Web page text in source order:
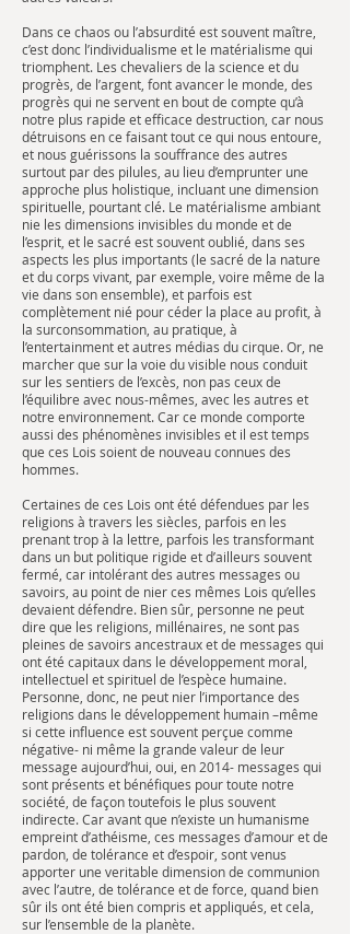
Dans ce chaos ou l’absurdité est souvent maître,
c’est donc l’individualisme et le matérialisme qui
triomphent. Les chevaliers de la science et du
progrès, de l’argent, font avancer le monde, des
progrès qui ne servent en bout de compte qu’à
notre plus rapide et efficace destruction, car nous
détruisons en ce faisant tout ce qui nous entoure,
et nous guérissons la souffrance des autres
surtout par des pilules, au lieu d’emprunter une
approche plus holistique, incluant une dimension
spirituelle, pourtant clé. Le matérialisme ambiant
nie les dimensions invisibles du monde et de
l’esprit, et le sacré est souvent oublié, dans ses
aspects les plus importants (le sacré de la nature
et du corps vivant, par exemple, voire même de la
vie dans son ensemble), et parfois est
complètement nié pour céder la place au profit, à
la surconsommation, au pratique, à
l’entertainment et autres médias du cirque. Or, ne
marcher que sur la voie du visible nous conduit
sur les sentiers de l’excès, non pas ceux de
l’équilibre avec nous-mêmes, avec les autres et
notre environnement. Car ce monde comporte
aussi des phénomènes invisibles et il est temps
que ces Lois soient de nouveau connues des
hommes.
Certaines de ces Lois ont été défendues par les
religions à travers les siècles, parfois en les
prenant trop à la lettre, parfois les transformant
dans un but politique rigide et d’ailleurs souvent
fermé, car intolérant des autres messages ou
savoirs, au point de nier ces mêmes Lois qu’elles
devaient défendre. Bien sûr, personne ne peut
dire que les religions, millénaires, ne sont pas
pleines de savoirs ancestraux et de messages qui
ont été capitaux dans le développement moral,
intellectuel et spirituel de l’espèce humaine.
Personne, donc, ne peut nier l’importance des
religions dans le développement humain –même
si cette influence est souvent perçue comme
négative- ni même la grande valeur de leur
message aujourd’hui, oui, en 2014- messages qui
sont présents et bénéfiques pour toute notre
société, de façon toutefois le plus souvent
indirecte. Car avant que n’existe un humanisme
empreint d’athéisme, ces messages d’amour et de
pardon, de tolérance et d’espoir, sont venus
apporter une veritable dimension de communion
avec l’autre, de tolérance et de force, quand bien
sûr ils ont été bien compris et appliqués, et cela,
sur l’ensemble de la planète.